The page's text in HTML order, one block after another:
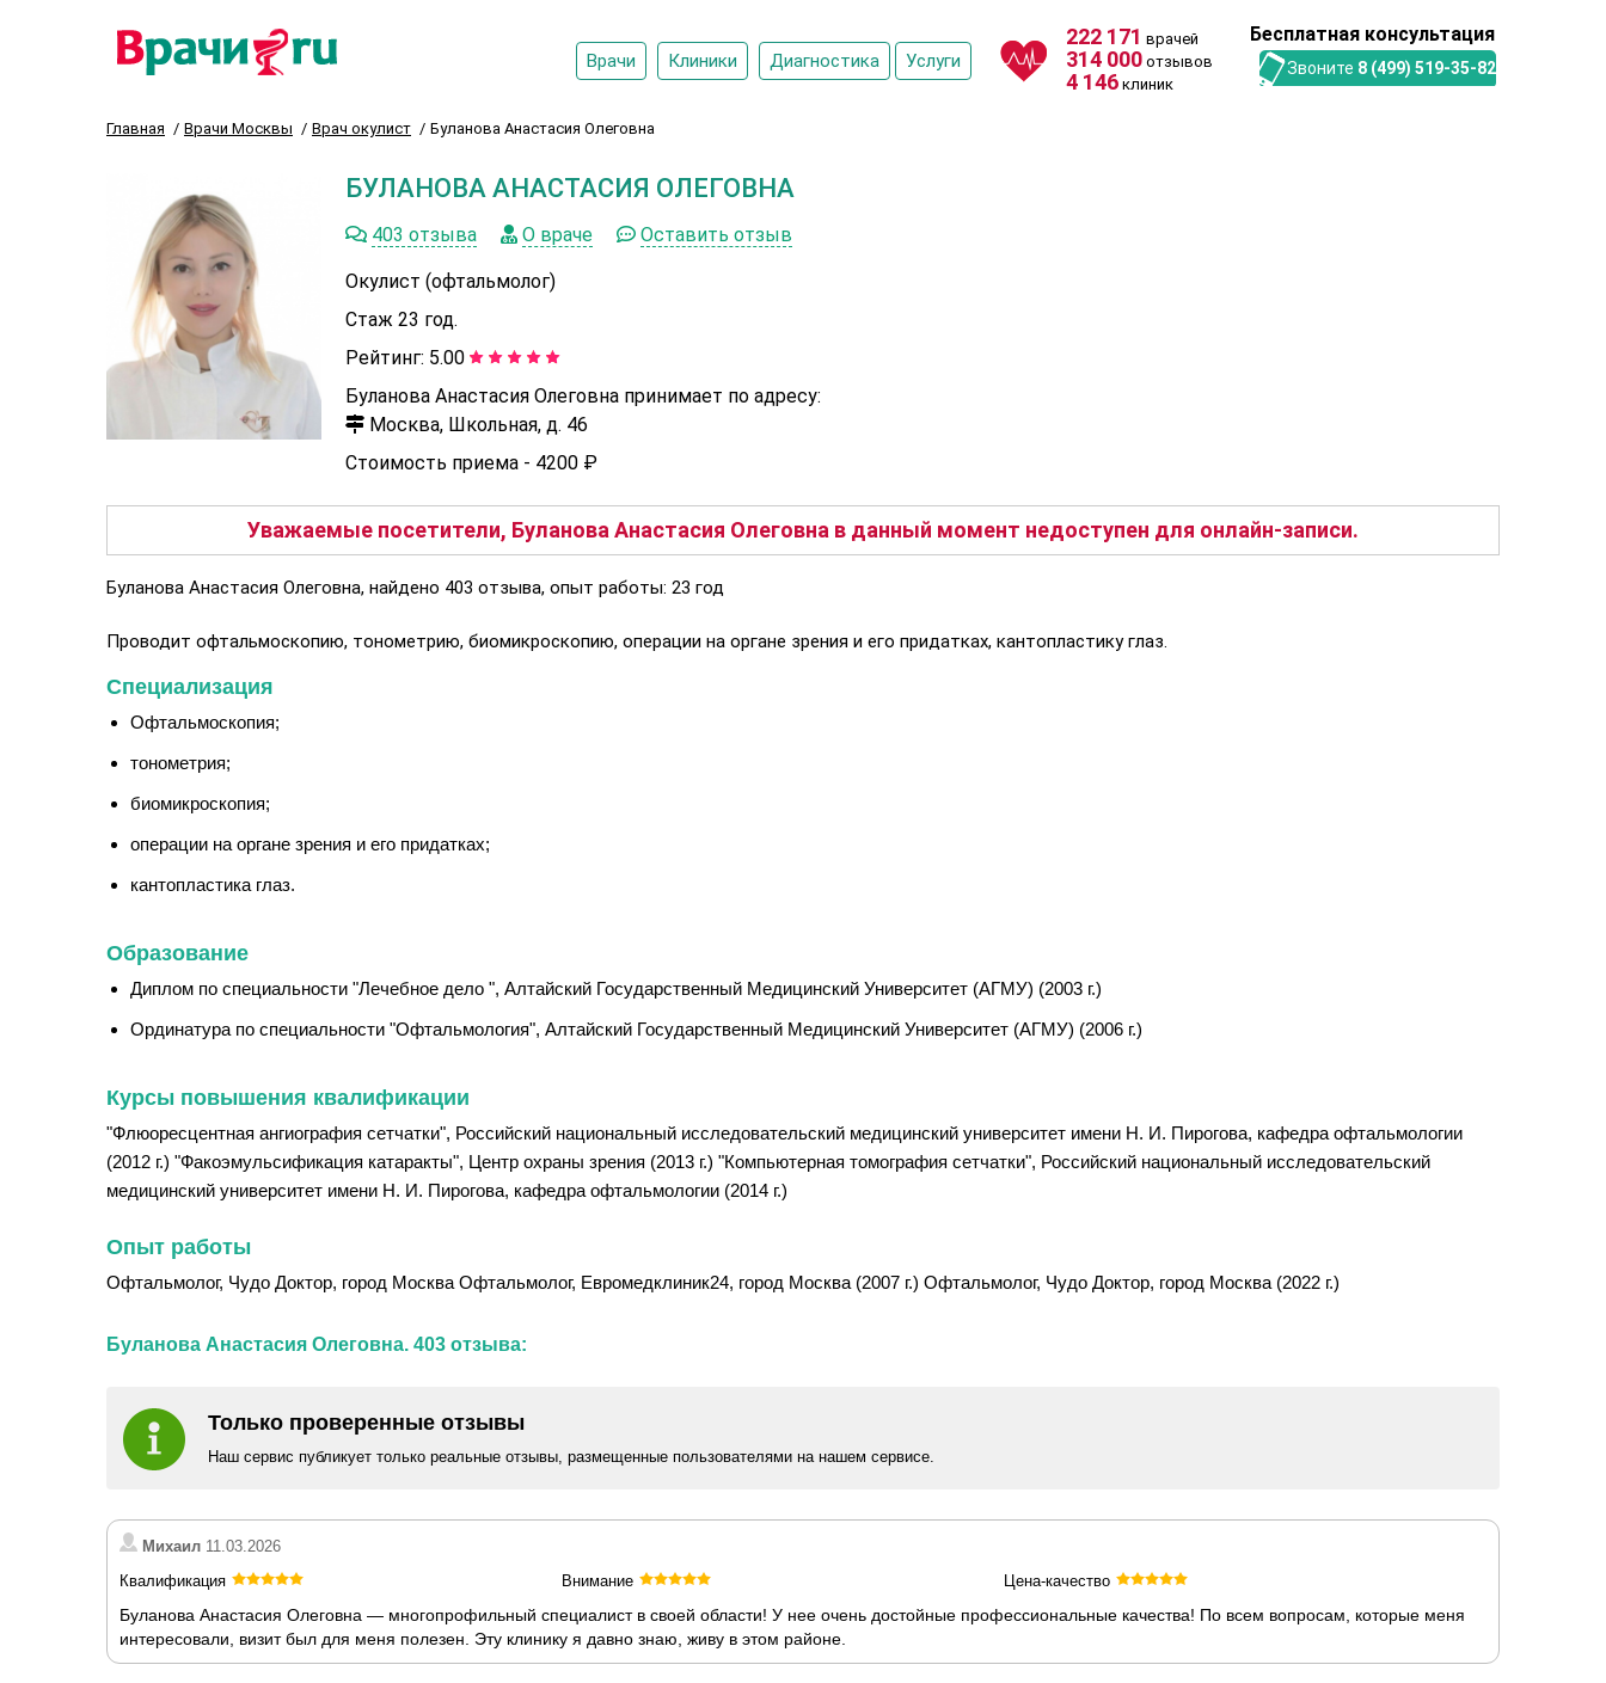
Врачи Клиники Диагностика Услуги
222 171 врачей
314 000 отзывов
4 146 клиник
Бесплатная консультация
Звоните 8 (499) 519-35-82
Главная Врачи Москвы Врач окулист Буланова Анастасия Олеговна
БУЛАНОВА АНАСТАСИЯ ОЛЕГОВНА
403 отзыва О враче Оставить отзыв
Окулист (офтальмолог)
Стаж 23 год.
Рейтинг: 5.00
Буланова Анастасия Олеговна принимает по адресу:
Москва, Школьная, д. 46
Стоимость приема - 4200 ₽
Уважаемые посетители, Буланова Анастасия Олеговна в данный момент недоступен для онлайн-записи.
Буланова Анастасия Олеговна, найдено 403 отзыва, опыт работы: 23 год
Проводит офтальмоскопию, тонометрию, биомикроскопию, операции на органе зрения и его придатках, кантопластику глаз.
Специализация
Офтальмоскопия;
тонометрия;
биомикроскопия;
операции на органе зрения и его придатках;
кантопластика глаз.
Образование
Диплом по специальности "Лечебное дело ", Алтайский Государственный Медицинский Университет (АГМУ) (2003 г.)
Ординатура по специальности "Офтальмология", Алтайский Государственный Медицинский Университет (АГМУ) (2006 г.)
Курсы повышения квалификации
"Флюоресцентная ангиография сетчатки", Российский национальный исследовательский медицинский университет имени Н. И. Пирогова, кафедра офтальмологии
(2012 г.) "Факоэмульсификация катаракты", Центр охраны зрения (2013 г.) "Компьютерная томография сетчатки", Российский национальный исследовательский
медицинский университет имени Н. И. Пирогова, кафедра офтальмологии (2014 г.)
Опыт работы
Офтальмолог, Чудо Доктор, город Москва Офтальмолог, Евромедклиник24, город Москва (2007 г.) Офтальмолог, Чудо Доктор, город Москва (2022 г.)
Буланова Анастасия Олеговна. 403 отзыва:
Только проверенные отзывы
Наш сервис публикует только реальные отзывы, размещенные пользователями на нашем сервисе.
Михаил 11.03.2026
Квалификация
Внимание Цена-качество
Буланова Анастасия Олеговна — многопрофильный специалист в своей области! У нее очень достойные профессиональные качества! По всем вопросам, которые меня
интересовали, визит был для меня полезен. Эту клинику я давно знаю, живу в этом районе.